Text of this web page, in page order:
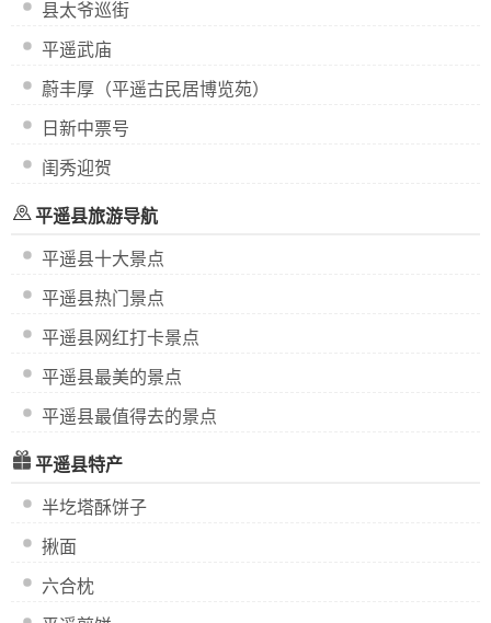
县太爷巡街
平遥武庙
蔚丰厚（平遥古民居博览苑）
日新中票号
闺秀迎贺
平遥县旅游导航
平遥县十大景点
平遥县热门景点
平遥县网红打卡景点
平遥县最美的景点
平遥县最值得去的景点
平遥县特产
半圪塔酥饼子
揪面
六合枕